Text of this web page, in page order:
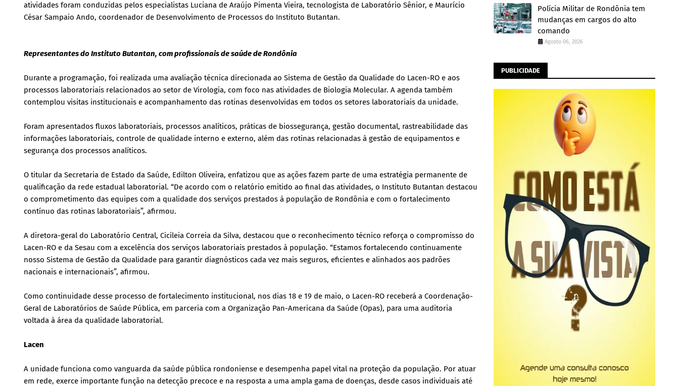
atividades foram conduzidas pelos especialistas Luciana de Araújo Pimenta Vieira, tecnologista de Laboratório Sênior, e Maurício
César Sampaio Ando, coordenador de Desenvolvimento de Processos do Instituto Butantan.
Representantes do Instituto Butantan, com profissionais de saúde de Rondônia
Durante a programação, foi realizada uma avaliação técnica direcionada ao Sistema de Gestão da Qualidade do Lacen-RO e aos
processos laboratoriais relacionados ao setor de Virologia, com foco nas atividades de Biologia Molecular. A agenda também
contemplou visitas institucionais e acompanhamento das rotinas desenvolvidas em todos os setores laboratoriais da unidade.
Foram apresentados fluxos laboratoriais, processos analíticos, práticas de biossegurança, gestão documental, rastreabilidade das
informações laboratoriais, controle de qualidade interno e externo, além das rotinas relacionadas à gestão de equipamentos e
segurança dos processos analíticos.
O titular da Secretaria de Estado da Saúde, Edilton Oliveira, enfatizou que as ações fazem parte de uma estratégia permanente de
qualificação da rede estadual laboratorial. “De acordo com o relatório emitido ao final das atividades, o Instituto Butantan destacou
o comprometimento das equipes com a qualidade dos serviços prestados à população de Rondônia e com o fortalecimento
contínuo das rotinas laboratoriais”, afirmou.
A diretora-geral do Laboratório Central, Cicileia Correia da Silva, destacou que o reconhecimento técnico reforça o compromisso do
Lacen-RO e da Sesau com a excelência dos serviços laboratoriais prestados à população. “Estamos fortalecendo continuamente
nosso Sistema de Gestão da Qualidade para garantir diagnósticos cada vez mais seguros, eficientes e alinhados aos padrões
nacionais e internacionais”, afirmou.
Como continuidade desse processo de fortalecimento institucional, nos dias 18 e 19 de maio, o Lacen-RO receberá a Coordenação-
Geral de Laboratórios de Saúde Pública, em parceria com a Organização Pan-Americana da Saúde (Opas), para uma auditoria
voltada à área da qualidade laboratorial.
Lacen
A unidade funciona como vanguarda da saúde pública rondoniense e desempenha papel vital na proteção da população. Por atuar
em rede, exerce importante função na detecção precoce e na resposta a uma ampla gama de doenças, desde casos individuais até
Polícia Militar de Rondônia tem
mudanças em cargos do alto
comando
Agosto 06, 2026
PUBLICIDADE